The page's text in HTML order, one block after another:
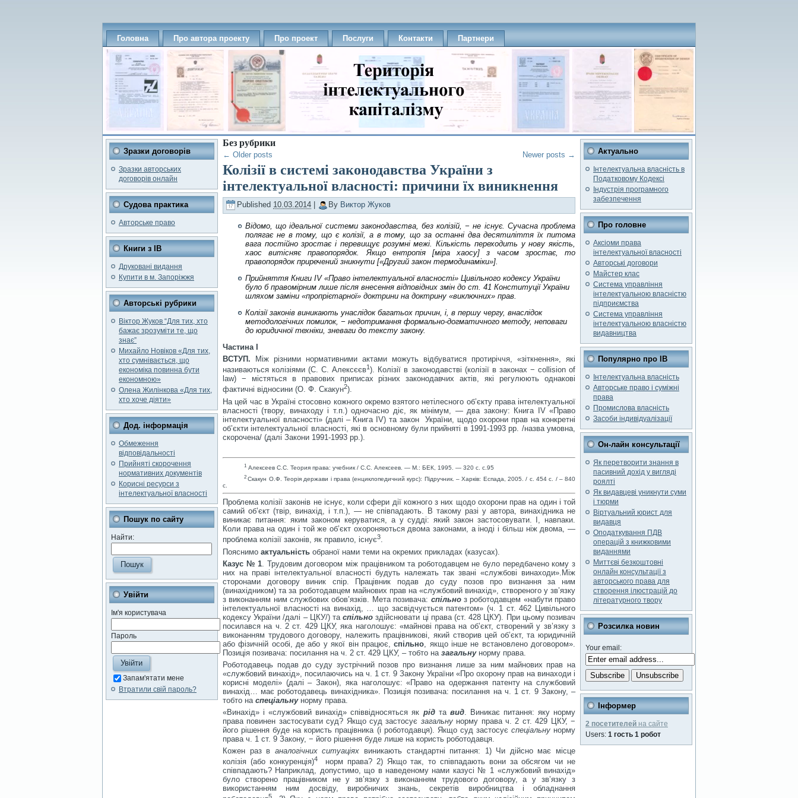
Головна Про автора проекту Про проект Послуги Контакти Партнери
Зразки договорів
Зразки авторських
договорів онлайн
Судова практика
Авторське право
Книги з ІВ
Друковані видання
Купити в м. Запоріжжя
Авторські рубрики
Віктор Жуков “Для тих, хто
бажає зрозуміти те, що
знає”
Михайло Новіков «Для тих,
хто сумнівається, що
економіка повинна бути
економною»
Олена Жилінкова «Для тих,
хто хоче діяти»
Дод. інформація
Обмеження
відповідальності
Прийняті скорочення
нормативних документів
Корисні ресурси з
інтелектуальної власності
Пошук по сайту
Найти:
Увійти
Ім'я користувача
Пароль
Запам'ятати мене
Втратили свій пароль?
Без рубрики
← Older posts Newer posts →
Колізії в системі законодавства України з
інтелектуальної власності: причини їх виникнення
Published 10.03.2014 By Виктор Жуков
Відомо, що ідеальної системизаконодавства, без колізій, − не існує. Сучасна проблема
полягає не в тому, що є колізії, а в тому, що за останні два десятиліття їх питома
вага постійно зростає і перевищує розумні межі. Кількість переходить у нову якість,
хаос витісняє правопорядок. Якщо ентропія [міра хаосу] з часом зростає, то
правопорядок приречений зникнути [«Другий закон термодинаміки»].
Прийняття Книги IV «Право інтелектуальної власності» Цивільного кодексу України
було б правомірним лише після внесення відповідних змін до ст. 41 Конституції України
шляхом заміни «пропрієтарної» доктрини на доктрину «виключних» прав.
Колізії законів виникають унаслідок багатьох причин, і, в першу чергу, внаслідок
методологічних помилок, − недотримання формально-догматичного методу, неповаги
до юридичної техніки, зневаги до тексту закону.
Частина I
ВСТУП. Між різними нормативними актами можуть відбуватися протиріччя, «зіткнення», які
називаються колізіями (С. С. Алексєєв1). Колізії в законодавстві (колізії в законах − collision of
law) − містяться в правових приписах різних законодавчих актів, які регулюють однакові
фактичні відносини (О. Ф. Скакун2).
На цей час в Україні стосовно кожного окремо взятого нетілесного об’єкту права інтелектуальної
власності (твору, винаходу і т.п.) одночасно діє, як мінімум, — два закону: Книга IV «Право
інтелектуальної власності» (далі – Книга IV) та закон України, щодо охорони прав на конкретні
об’єкти інтелектуальної власності, які в основному були прийняті в 1991-1993 рр. /назва умовна,
скорочена/ (далі Закони 1991-1993 рр.).
1 Алексеев С.С. Теория права: учебник / С.С. Алексеев. — М.: БЕК, 1995. — 320 с. с.95
2 Скакун О.Ф. Теорія держави і права (енциклопедичнийкурс): Підручник.– Харків: Еспада,2005./ с. 454 с. /–840
с.
Проблема колізії законів не існує, коли сфери дії кожного з них щодо охорони прав на один і той
самий об’єкт (твір, винахід, і т.п.), — не співпадають. В такому разі у автора, винахідника не
виникає питання: яким законом керуватися, а у судді: який закон застосовувати. І, навпаки.
Коли права на один і той же об’єкт охороняються двома законами, а іноді і більш ніж двома, —
проблема колізії законів, як правило, існує3.
Пояснимо актуальність обраної нами теми на окремих прикладах (казусах).
Казус № 1. Трудовим договором між працівником та роботодавцем не було передбачено кому з
них на праві інтелектуальної власності будуть належать так звані «службові винаходи».Між
сторонами договору виник спір. Працівник подав до суду позов про визнання за ним
(винахідником) та за роботодавцем майнових прав на «службовий винахід», створеного у зв’язку
з виконанням ним службових обов’язків. Мета позивача: спільноз роботодавцем «набути право
інтелектуальної власності на винахід, … що засвідчується патентом» (ч. 1 ст. 462 Цивільного
кодексу України /далі – ЦКУ/) таспільно здійснювати ці права (ст. 428 ЦКУ). При цьому позивач
посилався на ч. 2 ст. 429 ЦКУ, яка наголошує: «майнові права на об’єкт, створений у зв’язку з
виконанням трудового договору, належить працівникові, який створив цей об’єкт, та юридичній
або фізичній особі, де або у якої він працює,спільно , якщо інше не встановлено договором».
Позиція позивача: посилання на ч. 2 ст. 429 ЦКУ, – тобто на загальну норму права.
Роботодавець подав до суду зустрічний позов про визнання лише за ним майнових прав на
«службовий винахід», посилаючись на ч. 1 ст. 9 Закону України «Про охорону прав на винаходи і
корисні моделі» (далі – Закон), яка наголошує: «Право на одержання патенту на службовий
винахід… має роботодавець винахідника». Позиція позивача: посилання на ч. 1 ст. 9 Закону, –
тобто на спеціальнунорму права.
«Винахід» і «службовий винахід» співвідносяться як рід та вид. Виникає питання: яку норму
права повинен застосувати суд? Якщо суд застосує загальнунорму права ч. 2 ст. 429 ЦКУ, −
його рішення буде на користь працівника (і роботодавця). Якщо суд застосує спеціальнунорму
права ч. 1 ст. 9 Закону, − його рішення буде лише на користь роботодавця.
Кожен раз в аналогічних ситуаціях виникають стандартні питання: 1) Чи дійсно має місце
колізія (або конкуренція)4норм права? 2) Якщо так, то співпадають вони за обсягом чи не
співпадають? Наприклад, допустимо, що в наведеному нами казусі № 1 «службовий винахід»
було створено працівником не у зв’язку з виконанням трудового договору, а у зв’язку з
використанням ним досвіду, виробничих знань, секретів виробництва і обладнання
5
Актуально
Інтелектуальна власність в
Податковому Кодексі
Індустрія програмного
забезпечення
Про головне
Аксіоми права
інтелектуальної власності
Авторські договори
Майстер клас
Система управління
інтелектуальною власністю
підприємства
Система управління
інтелектуальною власністю
видавництва
Популярно про ІВ
Інтелектуальна власність
Авторське право і суміжні
права
Промислова власність
Засоби індивідуалізації
Он-лайн консультації
Як перетворити знання в
пасивний дохід у вигляді
роялті
Як видавцеві уникнути суми
і тюрми
Віртуальний юрист для
видавця
Оподаткування ПДВ
операцій з книжковими
виданнями
Миттєві безкоштовні
онлайн консультації з
авторського права для
створення ілюстрацій до
літературного твору
Розсилка новин
Your email:
Інформер
2 посетителей на сайте
Users: 1 гость 1 робот